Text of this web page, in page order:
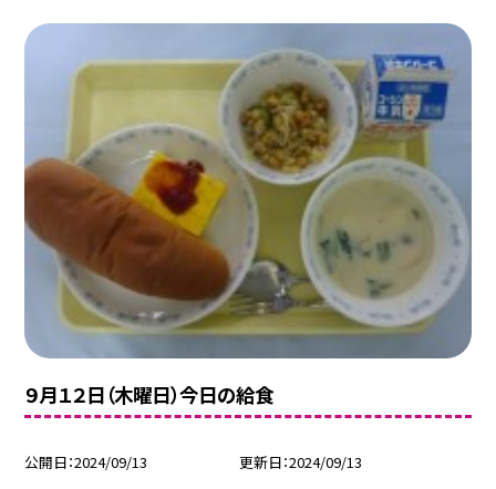
９月１２日（木曜日）今日の給食
公開日 2024/09/13 更新日 2024/09/13